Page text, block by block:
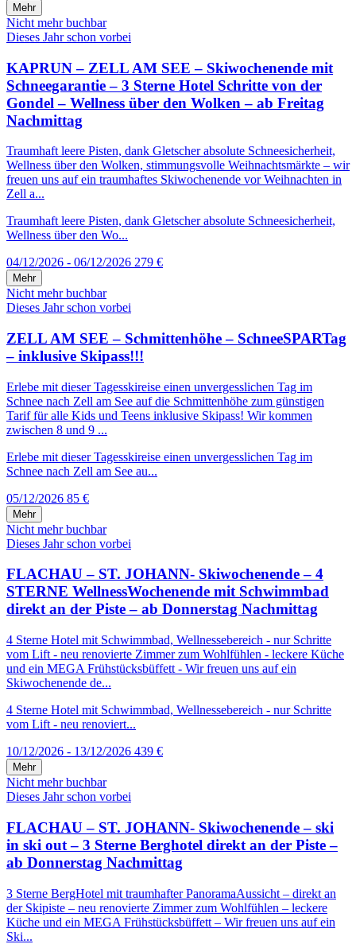
Mehr
Nicht mehr buchbar
Dieses Jahr schon vorbei
KAPRUN – ZELL AM SEE – Skiwochenende mit
Schneegarantie – 3 Sterne Hotel Schritte von der
Gondel – Wellness über den Wolken – ab Freitag
Nachmittag
Traumhaft leere Pisten, dank Gletscher absolute Schneesicherheit,
Wellness über den Wolken, stimmungsvolle Weihnachtsmärkte – wir
freuen uns auf ein traumhaftes Skiwochenende vor Weihnachten in
Zell a...
Traumhaft leere Pisten, dank Gletscher absolute Schneesicherheit,
Wellness über den Wo...
04/12/2026 - 06/12/2026 279 €
Mehr
Nicht mehr buchbar
Dieses Jahr schon vorbei
ZELL AM SEE – Schmittenhöhe – SchneeSPARTag
– inklusive Skipass!!!
Erlebe mit dieser Tagesskireise einen unvergesslichen Tag im
Schnee nach Zell am See auf die Schmittenhöhe zum günstigen
Tarif für alle Kids und Teens inklusive Skipass! Wir kommen
zwischen 8 und 9 ...
Erlebe mit dieser Tagesskireise einen unvergesslichen Tag im
Schnee nach Zell am See au...
05/12/2026 85 €
Mehr
Nicht mehr buchbar
Dieses Jahr schon vorbei
FLACHAU – ST. JOHANN- Skiwochenende – 4
STERNE WellnessWochenende mit Schwimmbad
direkt an der Piste – ab Donnerstag Nachmittag
4 Sterne Hotel mit Schwimmbad, Wellnessebereich - nur Schritte
vom Lift - neu renovierte Zimmer zum Wohlfühlen - leckere Küche
und ein MEGA Frühstücksbüffett - Wir freuen uns auf ein
Skiwochenende de...
4 Sterne Hotel mit Schwimmbad, Wellnessebereich - nur Schritte
vom Lift - neu renoviert...
10/12/2026 - 13/12/2026 439 €
Mehr
Nicht mehr buchbar
Dieses Jahr schon vorbei
FLACHAU – ST. JOHANN- Skiwochenende – ski
in ski out – 3 Sterne Berghotel direkt an der Piste –
ab Donnerstag Nachmittag
3 Sterne BergHotel mit traumhafter PanoramaAussicht – direkt an
der Skipiste – neu renovierte Zimmer zum Wohlfühlen – leckere
Küche und ein MEGA Frühstücksbüffett – Wir freuen uns auf ein
Ski...